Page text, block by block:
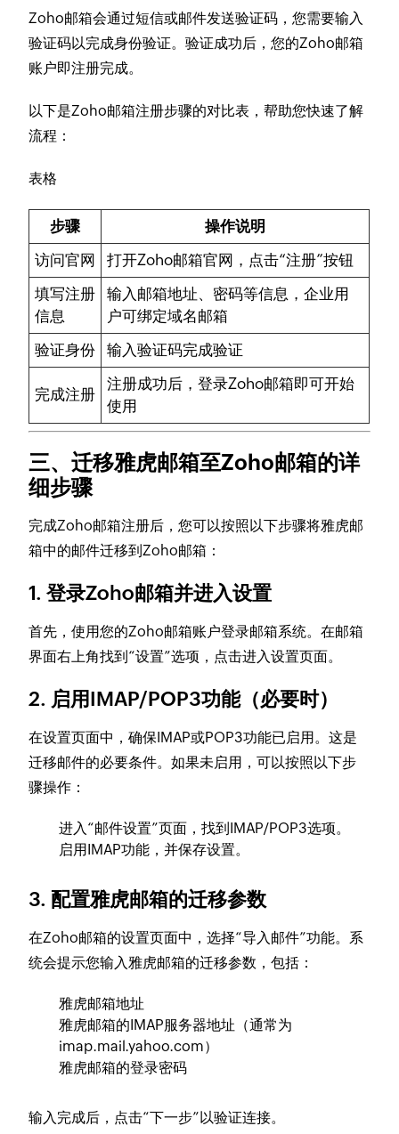
Zoho邮箱会通过短信或邮件发送验证码，您需要输入
验证码以完成身份验证。验证成功后，您的Zoho邮箱
账户即注册完成。
以下是Zoho邮箱注册步骤的对比表，帮助您快速了解
流程：
表格
步骤
操作说明
访问官网
打开Zoho邮箱官网，点击“注册”按钮
填写注册
信息
输入邮箱地址、密码等信息，企业用
户可绑定域名邮箱
验证身份
输入验证码完成验证
完成注册
注册成功后，登录Zoho邮箱即可开始
使用
三、迁移雅虎邮箱至Zoho邮箱的详
细步骤
完成Zoho邮箱注册后，您可以按照以下步骤将雅虎邮
箱中的邮件迁移到Zoho邮箱：
1. 登录Zoho邮箱并进入设置
首先，使用您的Zoho邮箱账户登录邮箱系统。在邮箱
界面右上角找到“设置”选项，点击进入设置页面。
2. 启用IMAP/POP3功能（必要时）
在设置页面中，确保IMAP或POP3功能已启用。这是
迁移邮件的必要条件。如果未启用，可以按照以下步
骤操作：
进入“邮件设置”页面，找到IMAP/POP3选项。
启用IMAP功能，并保存设置。
3. 配置雅虎邮箱的迁移参数
在Zoho邮箱的设置页面中，选择“导入邮件”功能。系
统会提示您输入雅虎邮箱的迁移参数，包括：
雅虎邮箱地址
雅虎邮箱的IMAP服务器地址（通常为
imap.mail.yahoo.com）
雅虎邮箱的登录密码
输入完成后，点击“下一步”以验证连接。